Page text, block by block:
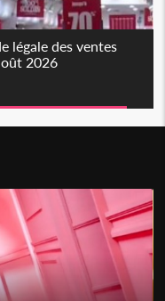
légale des ventes
2026